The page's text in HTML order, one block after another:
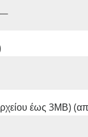
έως 3ΜΒ)